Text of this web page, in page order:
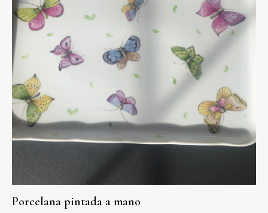
Porcelana pintada a mano